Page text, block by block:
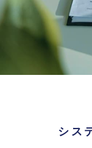
シス